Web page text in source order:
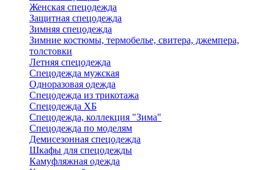
Женская спецодежда
Защитная спецодежда
Зимняя спецодежда
Зимние костюмы, термобелье, свитера, джемпера,
толстовки
Летняя спецодежда
Спецодежда мужская
Одноразовая одежда
Спецодежда из трикотажа
Спецодежда ХБ
Спецодежда, коллекция "Зима"
Спецодежда по моделям
Демисезонная спецодежда
Шкафы для спецодежды
Камуфляжная одежда